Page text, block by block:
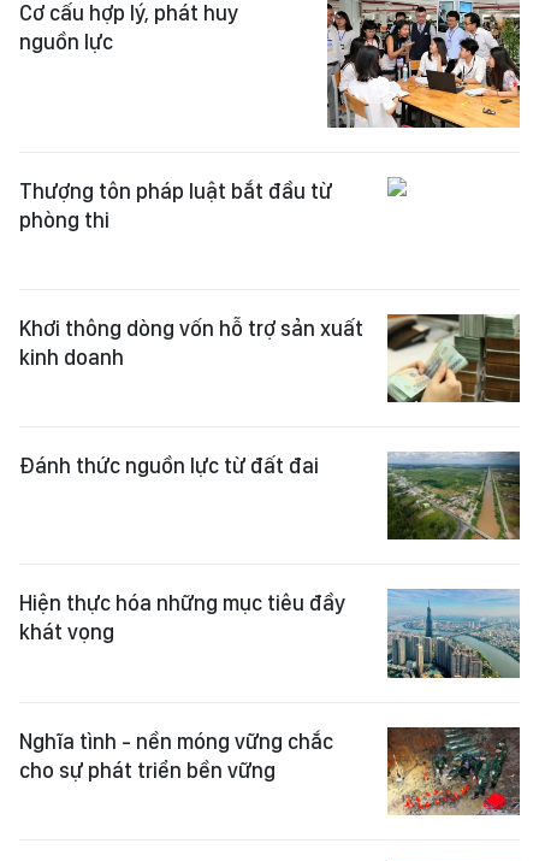
Cơ cấu hợp lý, phát huy
nguồn lực
Thượng tôn pháp luật bắt đầu từ
phòng thi
Khơi thông dòng vốn hỗ trợ sản xuất
kinh doanh
Đánh thức nguồn lực từ đất đai
Hiện thực hóa những mục tiêu đầy
khát vọng
Nghĩa tình - nền móng vững chắc
cho sự phát triển bền vững